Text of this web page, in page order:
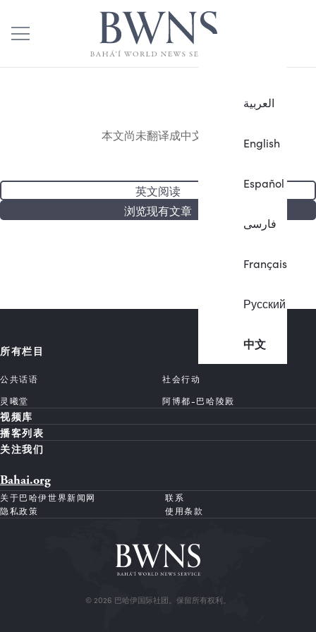
العربية
English
Español
فارسی
Français
Русский
中文
本文尚未翻译成中文。
英文阅读
浏览现有文章
所有栏目
公共话语
社会行动
灵曦堂
阿博都-巴哈陵殿
视频库
播客列表
关注我们
Bahai.org
关于巴哈伊世界新闻网
联系
隐私政策
使用条款
© 2026 巴哈伊国际社团。保留所有权利。